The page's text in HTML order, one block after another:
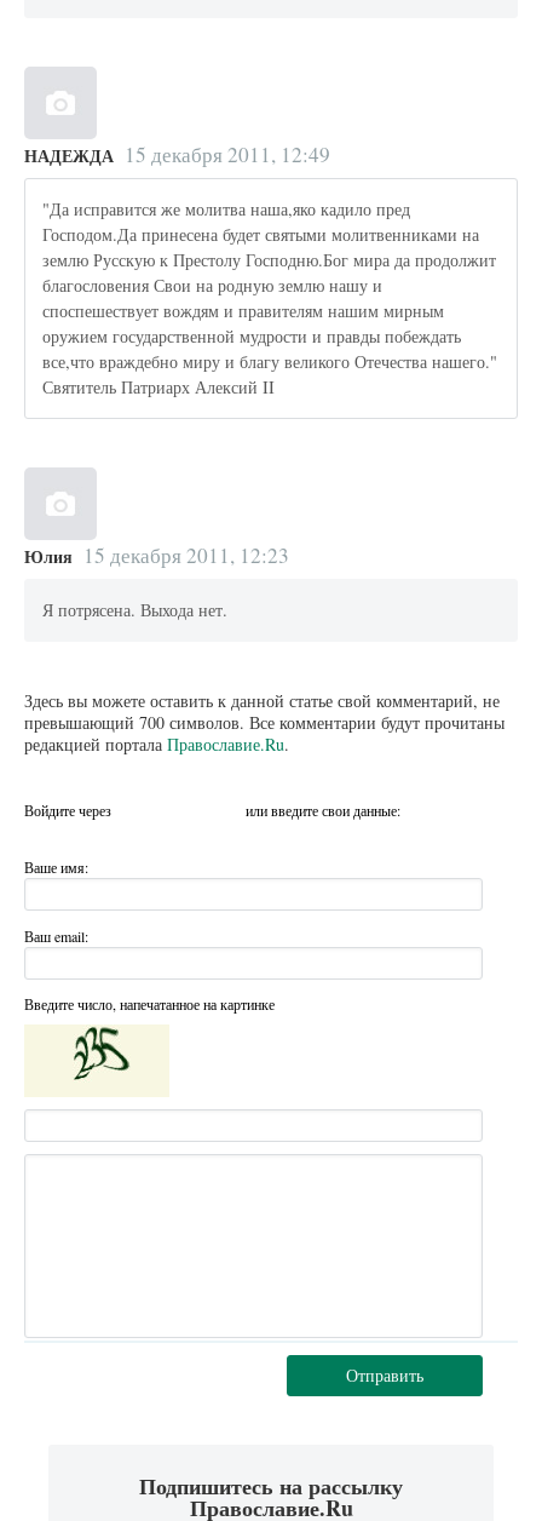
НАДЕЖДА 15 декабря 2011, 12:49
"Да исправится же молитва наша,яко кадило пред
Господом.Да принесена будет святыми молитвенниками на
землю Русскую к Престолу Господню.Бог мира да продолжит
благословения Свои на родную землю нашу и
споспешествует вождям и правителям нашим мирным
оружием государственной мудрости и правды побеждать
все,что враждебно миру и благу великого Отечества нашего."
Святитель Патриарх Алексий II
Юлия 15 декабря 2011, 12:23
Я потрясена. Выхода нет.
Здесь вы можете оставить к данной статье свой комментарий, не
превышающий 700 символов. Все комментарии будут прочитаны
редакцией портала Православие.Ru.
Войдите через или введите свои данные:
Ваше имя:
Ваш email:
Введите число, напечатанное на картинке
Отправить
Подпишитесь на рассылку
Православие.Ru